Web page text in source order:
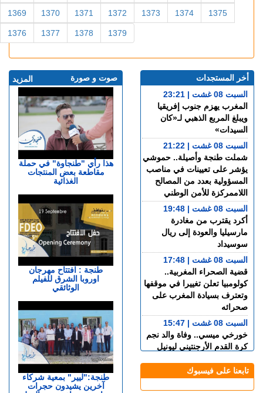
1369 1370 1371 1372 1373 1374 1375
1376 1377 1378 1379
المزيد صوت و صورة
هذا رأي "طنجاوة" في حملة
مقاطعة بعض المنتجات
الغذائية
طنجة : افتتاح مهرجان
اوروبا الشرق للفيلم
الوثائقي
طنجة:"ليير" بمعية شركاء
آخرين يشيدون حجرات
أخر المستجدات
السبت 08 غشت | 23:21
المغرب يهزم جنوب إفريقيا
ويبلغ المربع الذهبي لـ«كان
السيدات»
السبت 08 غشت | 21:22
شملت طنجة وأصيلة.. حموشي
يؤشر على تعيينات في مناصب
المسؤولية بعدد من المصالح
اللاممركزة للأمن الوطني
السبت 08 غشت | 19:48
أكرد يقترب من مغادرة
مارسيليا والعودة إلى ريال
سوسيداد
السبت 08 غشت | 17:48
قضية الصحراء المغربية..
كولومبيا تعلن تغييرا في موقفها
وتعترف بسيادة المغرب على
صحرائه
السبت 08 غشت | 15:47
خورخي ميسي.. وفاة والد نجم
كرة القدم الأرجنتيني ليونيل
السبت 08 غشت | 14:49
تابعنا على فيسبوك